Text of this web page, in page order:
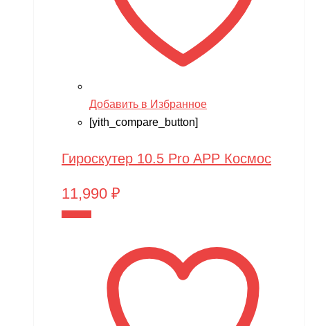
Добавить в Избранное
[yith_compare_button]
Гироскутер 10.5 Pro APP Космос
11,990 ₽